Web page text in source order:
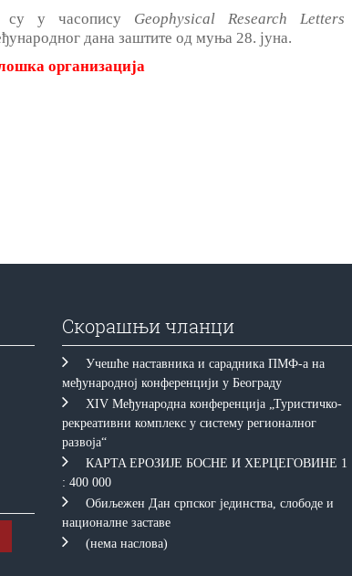
су у часопису Geophysical Research Letters
дана заштите од муња 28. јуна.
организација
Скорашњи чланци
Учешће наставника и сарадника ПМФ-а на
међународној конференцији у Београду
XIV Међународна конференција „Туристичко-
рекреативни комплекс у систему регионалног
развоја“
КAРTA EРOЗИJE БOСНE И ХEРЦEГOВИНE 1
: 400 000
Обиљежен Дан српског јединства, слободе и
националне заставе
(нема наслова)